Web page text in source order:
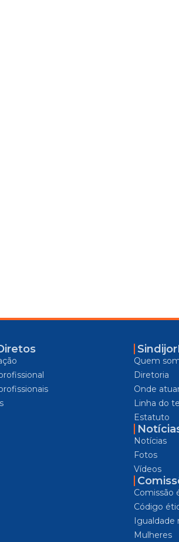
Quem
Diretoria
Onde
Linha do
Estatuto
Notícias
Fotos
Vídeos
Comissão
Código
Igualdade
Mulheres